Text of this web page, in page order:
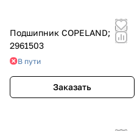
Подшипник COPELAND;
2961503
В пути
Заказать